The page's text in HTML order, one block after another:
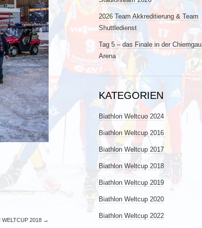
WELTCUP 2018 →
2026 Team Akkreditierung & Team
Shuttledienst
Tag 5 – das Finale in der Chiemgau
Arena
KATEGORIEN
Biathlon Weltcuo 2024
Biathlon Weltcup 2016
Biathlon Weltcup 2017
Biathlon Weltcup 2018
Biathlon Weltcup 2019
Biathlon Weltcup 2020
Biathlon Weltcup 2022